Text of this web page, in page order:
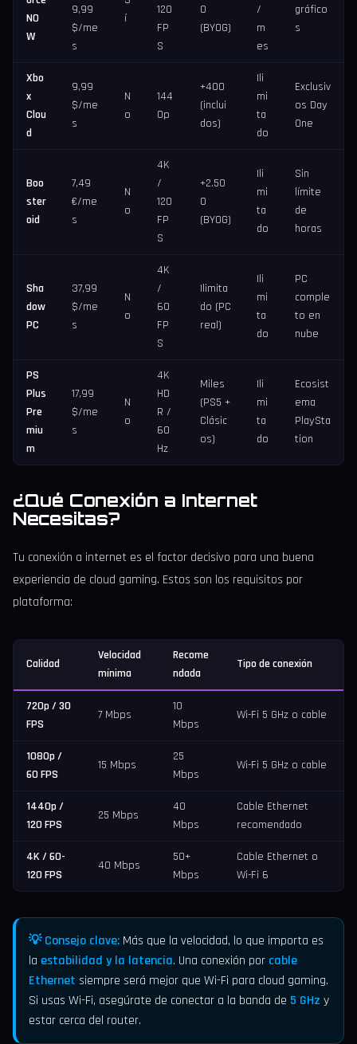
NO
W
9,99
$/me
s
í
120
FP
S
0
(BYOG)
/
m
es
gráfico
s
Xbo
x
Clou
d
9,99
$/me
s
N
o
144
0p
+400
(inclui
dos)
Ili
mi
ta
do
Exclusiv
os Day
One
Boo
ster
oid
7,49
€/me
s
N
o
4K
/
120
FP
S
+2.50
0
(BYOG)
Ili
mi
ta
do
Sin
límite
de
horas
Sha
dow
PC
37,99
$/me
s
N
o
4K
/
60
FP
S
Ilimita
do (PC
real)
Ili
mi
ta
do
PC
comple
to en
nube
PS
Plus
Pre
miu
m
17,99
$/me
s
N
o
4K
HD
R /
60
Hz
Miles
(PS5 +
Clásic
os)
Ili
mi
ta
do
Ecosist
ema
PlaySta
tion
¿Qué Conexión a Internet
Necesitas?
Tu conexión a internet es el factor decisivo para una buena
experiencia de cloud gaming. Estos son los requisitos por
plataforma:
Calidad
Velocidad
mínima
Recome
ndada
Tipo de conexión
720p / 30
FPS
7 Mbps
10
Mbps
Wi-Fi 5 GHz o cable
1080p /
60 FPS
15 Mbps
25
Mbps
Wi-Fi 5 GHz o cable
1440p /
120 FPS
25 Mbps
40
Mbps
Cable Ethernet
recomendado
4K / 60-
120 FPS
40 Mbps
50+
Mbps
Cable Ethernet o
Wi-Fi 6
💡 Consejo clave: Más que la velocidad, lo que importa es
la estabilidad y la latencia. Una conexión por cable
Ethernet siempre será mejor que Wi-Fi para cloud gaming.
Si usas Wi-Fi, asegúrate de conectar a la banda de 5 GHz y
estar cerca del router.